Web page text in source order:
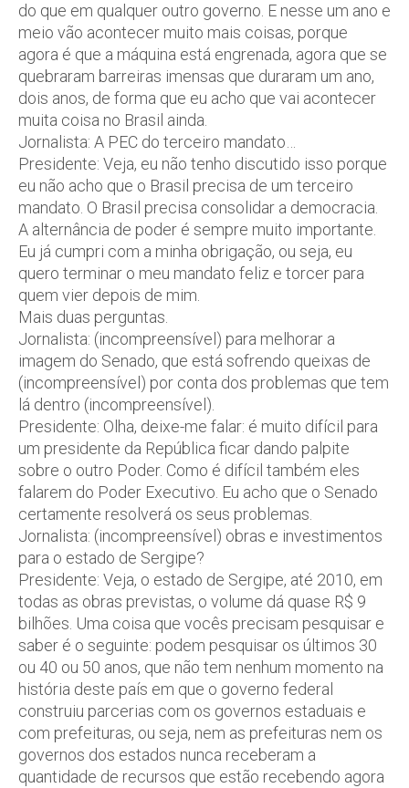
do que em qualquer outro governo. E nesse um ano e
meio vão acontecer muito mais coisas, porque
agora é que a máquina está engrenada, agora que se
quebraram barreiras imensas que duraram um ano,
dois anos, de forma que eu acho que vai acontecer
muita coisa no Brasil ainda.
Jornalista: A PEC do terceiro mandato…
Presidente: Veja, eu não tenho discutido isso porque
eu não acho que o Brasil precisa de um terceiro
mandato. O Brasil precisa consolidar a democracia.
A alternância de poder é sempre muito importante.
Eu já cumpri com a minha obrigação, ou seja, eu
quero terminar o meu mandato feliz e torcer para
quem vier depois de mim.
Mais duas perguntas.
Jornalista: (incompreensível) para melhorar a
imagem do Senado, que está sofrendo queixas de
(incompreensível) por conta dos problemas que tem
lá dentro (incompreensível).
Presidente: Olha, deixe-me falar: é muito difícil para
um presidente da República ficar dando palpite
sobre o outro Poder. Como é difícil também eles
falarem do Poder Executivo. Eu acho que o Senado
certamente resolverá os seus problemas.
Jornalista: (incompreensível) obras e investimentos
para o estado de Sergipe?
Presidente: Veja, o estado de Sergipe, até 2010, em
todas as obras previstas, o volume dá quase R$ 9
bilhões. Uma coisa que vocês precisam pesquisar e
saber é o seguinte: podem pesquisar os últimos 30
ou 40 ou 50 anos, que não tem nenhum momento na
história deste país em que o governo federal
construiu parcerias com os governos estaduais e
com prefeituras, ou seja, nem as prefeituras nem os
governos dos estados nunca receberam a
quantidade de recursos que estão recebendo agora